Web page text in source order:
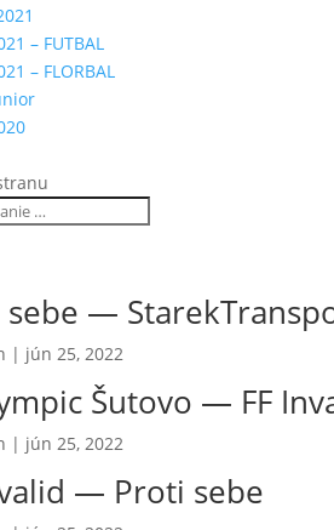
– FUTBAL
– FLORBAL
sebe —
| jún 25, 2022
Šutovo — FF
| jún 25, 2022
— Proti sebe